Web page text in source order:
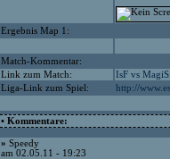
Ergebnis Map 1:
Match-Kommentar:
Link zum Match:
IsF vs
Liga-Link zum Spiel:
http://
• Kommentare:
» Speedy
am 02.05.11 - 19:23